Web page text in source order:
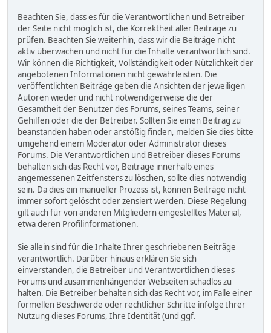
Beachten Sie, dass es für die Verantwortlichen und Betreiber
der Seite nicht möglich ist, die Korrektheit aller Beiträge zu
prüfen. Beachten Sie weiterhin, dass wir die Beiträge nicht
aktiv überwachen und nicht für die Inhalte verantwortlich sind.
Wir können die Richtigkeit, Vollständigkeit oder Nützlichkeit der
angebotenen Informationen nicht gewährleisten. Die
veröffentlichten Beiträge geben die Ansichten der jeweiligen
Autoren wieder und nicht notwendigerweise die der
Gesamtheit der Benutzer des Forums, seines Teams, seiner
Gehilfen oder die der Betreiber. Sollten Sie einen Beitrag zu
beanstanden haben oder anstößig finden, melden Sie dies bitte
umgehend einem Moderator oder Administrator dieses
Forums. Die Verantwortlichen und Betreiber dieses Forums
behalten sich das Recht vor, Beiträge innerhalb eines
angemessenen Zeitfensters zu löschen, sollte dies notwendig
sein. Da dies ein manueller Prozess ist, können Beiträge nicht
immer sofort gelöscht oder zensiert werden. Diese Regelung
gilt auch für von anderen Mitgliedern eingestelltes Material,
etwa deren Profilinformationen.
Sie allein sind für die Inhalte Ihrer geschriebenen Beiträge
verantwortlich. Darüber hinaus erklären Sie sich
einverstanden, die Betreiber und Verantwortlichen dieses
Forums und zusammenhängender Webseiten schadlos zu
halten. Die Betreiber behalten sich das Recht vor, im Falle einer
formellen Beschwerde oder rechtlicher Schritte infolge Ihrer
Nutzung dieses Forums, Ihre Identität (und ggf.